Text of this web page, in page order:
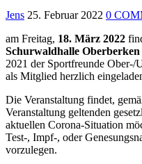
Jens 25. Februar 2022 0
am Freitag, 18. März 2022
Schurwaldhalle Oberberken
2021 der Sportfreunde Ober-/
als Mitglied herzlich
Die Veranstaltung findet,
Veranstaltung geltenden
aktuellen Corona-Situation
Test-, Impf-, oder
vorzulegen.